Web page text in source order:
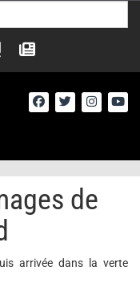
de
arrivée dans la verte